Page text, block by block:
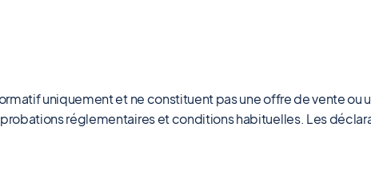
uniquement et ne constituent pas une offre de vente ou
réglementaires et conditions habituelles. Les